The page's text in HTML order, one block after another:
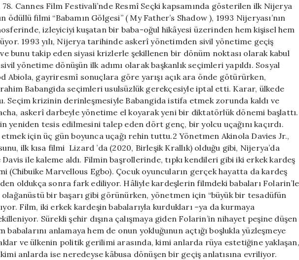
78. Cannes Film Festivali’nde Resmî Seçki kapsamında gösterilen ilk Nijerya
ödüllü filmi “Babamın Gölgesi” ( My Father’s Shadow ), 1993 Nijeryası’nın
izleyiciyi kuşatan bir baba-oğul hikâyesi üzerinden hem kişisel hem
1993 yılı, Nijerya tarihinde askerî yönetimden sivil yönetime geçiş
bunu takip eden siyasi krizlerle şekillenen bir dönüm noktası olarak kabul
yönetime dönüşün ilk adımı olarak başkanlık seçimleri yapıldı. Sosyal
Abiola, gayriresmî sonuçlara göre yarışı açık ara önde götürürken,
Babangida seçimleri usulsüzlük gerekçesiyle iptal etti. Karar, ülkede
Seçim krizinin derinleşmesiyle Babangida istifa etmek zorunda kaldı ve
askerî darbeyle yönetime el koyarak yeni bir diktatörlük dönemi başlattı.
yeniden tesis edilmesini talep eden dört genç, bir yolcu uçağını kaçırdı.
için üç gün boyunca uçağı rehin tuttu.2 Yönetmen Akinola Davies Jr.,
ilk kısa filmi Lizard ’da (2020, Birleşik Krallık) olduğu gibi, Nijerya’da
ile kaleme aldı. Filmin başrollerinde, tıpkı kendileri gibi iki erkek kardeş
(Chibuike Marvellous Egbo). Çocuk oyuncuların gerçek hayatta da kardeş
oldukça sonra fark ediliyor. Hâliyle kardeşlerin filmdeki babaları Folarin’le
olağanüstü bir başarı gibi görünürken, yönetmen için “büyük bir tesadüfün
Film, iki erkek kardeşin babalarıyla kurdukları –ya da kurmaya
Sürekli şehir dışına çalışmaya giden Folarin’in nihayet peşine düşen
babalarını anlamaya hem de onun yokluğunun açtığı boşlukla yüzleşmeye
ve ülkenin politik gerilimi arasında, kimi anlarda rüya estetiğine yaklaşan,
anlarda ise neredeyse kâbusa dönüşen bir geçiş anlatısına evriliyor.